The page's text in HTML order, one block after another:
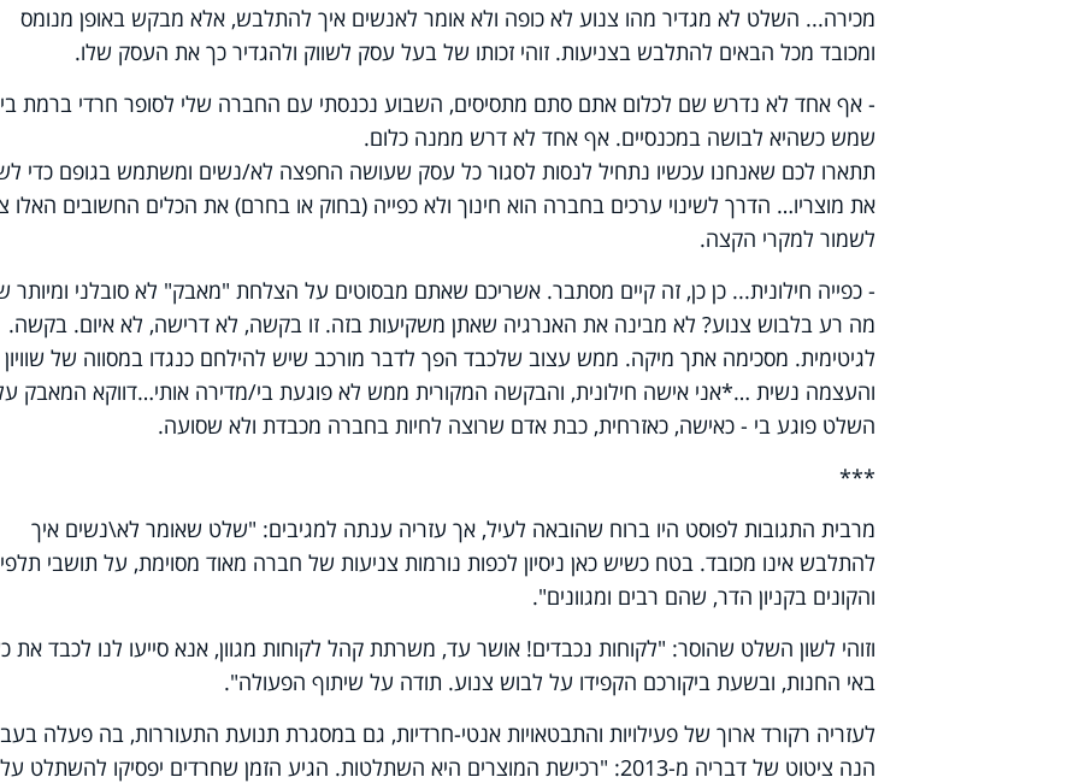
מכירה... השלט לא מגדיר מהו צנוע לא כופה ולא אומר לאנשים איך להתלבש, אלא מבקש באופן מנומס
ומכובד מכל הבאים להתלבש בצניעות. זוהי זכותו של בעל עסק לשווק ולהגדיר כך את העסק שלו.
- אף אחד לא נדרש שם לכלום אתם סתם מתסיסים, השבוע נכנסתי עם החברה שלי לסופר חרדי ברמת
שמש כשהיא לבושה במכנסיים. אף אחד לא דרש ממנה כלום.
תתארו לכם שאנחנו עכשיו נתחיל לנסות לסגור כל עסק שעושה החפצה לא/נשים ומשתמש בגופם כדי
את מוצריו… הדרך לשינוי ערכים בחברה הוא חינוך ולא כפייה (בחוק או בחרם) את הכלים החשובים האלו
לשמור למקרי הקצה.
- כפייה חילונית... כן כן, זה קיים מסתבר. אשריכם שאתם מבסוטים על הצלחת "מאבק" לא סובלני ומיותר
מה רע בלבוש צנוע? לא מבינה את האנרגיה שאתן משקיעות בזה. זו בקשה, לא דרישה, לא איום. בקשה.
לגיטימית. מסכימה אתך מיקה. ממש עצוב שלכבד הפך לדבר מורכב שיש להילחם כנגדו במסווה של שוויון
והעצמה נשית…
*אני אישה חילונית, והבקשה המקורית ממש לא פוגעת בי/מדירה אותי…דווקא המאבק
השלט פוגע בי - כאישה, כאזרחית, כבת אדם שרוצה לחיות בחברה מכבדת ולא שסועה.
***
מרבית התגובות לפוסט היו ברוח שהובאה לעיל, אך עזריה ענתה למגיבים: "שלט שאומר לא\נשים איך
להתלבש אינו מכובד. בטח כשיש כאן ניסיון לכפות נורמות צניעות של חברה מאוד מסוימת, על תושבי
והקונים בקניון הדר, שהם רבים ומגוונים".
וזוהי לשון השלט שהוסר: "לקוחות נכבדים! אושר עד, משרתת קהל לקוחות מגוון, אנא סייעו לנו לכבד את
באי החנות, ובשעת ביקורכם הקפידו על לבוש צנוע. תודה על שיתוף הפעולה".
לעזריה רקורד ארוך של פעילויות והתבטאויות אנטי-חרדיות, גם במסגרת תנועת התעוררות, בה פעלה
הנה ציטוט של דבריה מ-2013:
"רכישת המוצרים היא השתלטות. הגיע הזמן שחרדים יפסיקו להשתלט על